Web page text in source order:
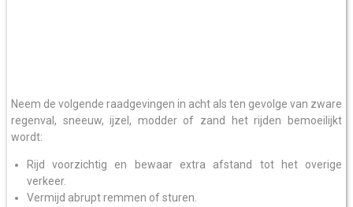
Neem de volgende raadgevingen in acht als ten gevolge van zware
regenval, sneeuw, ijzel, modder of zand het rijden bemoeilijkt
wordt:
Rijd voorzichtig en bewaar extra afstand tot het overige
verkeer.
Vermijd abrupt remmen of sturen.